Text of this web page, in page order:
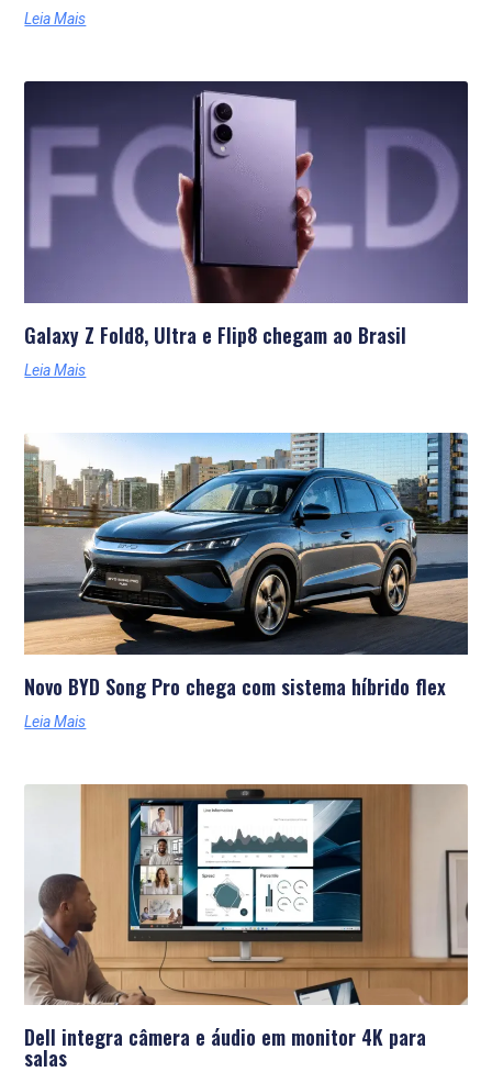
Leia Mais
Galaxy Z Fold8, Ultra e Flip8 chegam ao Brasil
Leia Mais
Novo BYD Song Pro chega com sistema híbrido flex
Leia Mais
Dell integra câmera e áudio em monitor 4K para
salas